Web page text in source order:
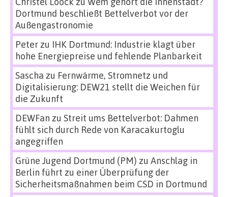
Dortmund beschließt Bettelverbot vor der
Außengastronomie
Peterzu IHK Dortmund: Industrie klagt über
hohe Energiepreise und fehlende Planbarkeit
Sascha zu Fernwärme, Stromnetz und
Digitalisierung: DEW21 stellt die Weichen für
die Zukunft
DEWFan zu Streit ums Bettelverbot: Dahmen
fühlt sich durch Rede von Karacakurtoglu
angegriffen
Grüne Jugend Dortmund (PM) zu Anschlag in
Berlin führt zu einer Überprüfung der
Sicherheitsmaßnahmen beim CSD in Dortmund